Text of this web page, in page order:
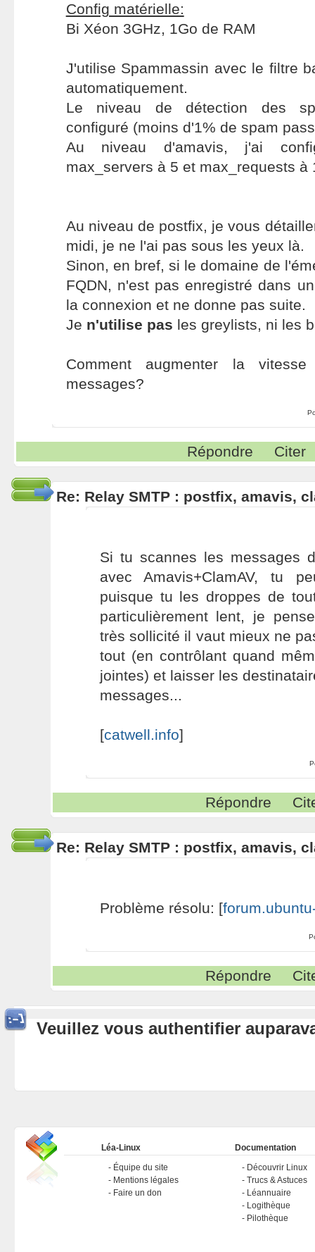
Config matérielle:
Bi Xéon 3GHz, 1Go de RAM
J'utilise Spammassin avec le filtre
automatiquement.
Le niveau de détection des
configuré (moins d'1% de spam
Au niveau d'amavis, j'ai
max_servers à 5 et max_requests à
Au niveau de postfix, je vous
midi, je ne l'ai pas sous les yeux là.
Sinon, en bref, si le domaine de
FQDN, n'est pas enregistré dans
la connexion et ne donne pas suite.
Je n'utilise pas les greylists, ni les
Comment augmenter la
messages?
Répondre Citer
Re: Relay SMTP : postfix, amavis,
Si tu scannes les messages
avec Amavis+ClamAV, tu
puisque tu les droppes de
particulièrement lent, je
très sollicité il vaut mieux ne
tout (en contrôlant quand
jointes) et laisser les
messages...
[catwell.info]
Répondre
Re: Relay SMTP : postfix, amavis,
Problème résolu: [
Répondre
Veuillez vous authentifier
Léa-Linux
Équipe du site
Mentions légales
Faire un don
Documentation
Découvrir Linux
Trucs & Astuces
Léannuaire
Logithèque
Pilothèque